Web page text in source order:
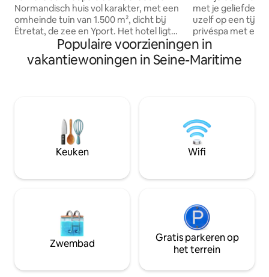
Normandisch huis vol karakter, met een
omheinde tuin van 1.500 m², dicht bij
Étretat, de zee en Yport. Het hotel ligt
aan de rand van het bos en biedt een
natuurlijke oase op slechts enkele
minuten van de stranden en kliffen van
met een houtkachel en een
uitnodigende keuken, perfect om
samen tijd door te brengen. Ideaal om
Étretat, Honfleur, Fécamp, Veules-les-
met je geliefde of
uzelf op een
privéspa met
onder de
uitnodiging om
🌴 💦Ontspan in de uitzonderlijke
winter 🏡The Lodge & Sweety❤️Spa,
prachtig stenen
rustige platteland
Populaire voorzieningen in
vakantiewoningen in Seine-Maritime
Keuken Wifi
Zwembad
Gratis parkeren op
het terrein